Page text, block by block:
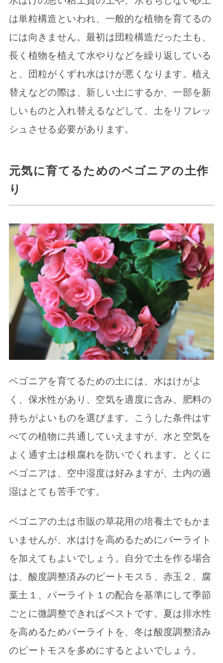
は単粒構造といわれ、一般的な植物を育てるの
には向きません。最初は団粒構造だった土も、
長く植物を植えて水やりなどを繰り返している
と、団粒がくずれ水はけが悪くなります。植え
替えなどの際は、新しい土にするか、一部を新
しいものと入れ替えるなどして、土をリフレッ
シュさせる必要があります。
元気に育てるためのベゴニアの土作
り
ベゴニアを育てるための土には、水はけがよ
く、保水性があり、空気を適度に含み、肥料の
持ちがよいものを選びます。こうした条件はす
べての植物に共通していえますが、水と空気を
よく通す土は根腐れを防いでくれます。とくに
ベゴニアは、空中湿度は好みますが、土内の過
湿はとても苦手です。
ベゴニアの土は市販の草花用の培養土でもかま
いませんが、水はけを高めるためにパーライト
を加えてもよいでしょう。自分で土を作る場合
は、酸度調整済みのピートモス５、赤玉２、腐
葉土１、パーライト１の配合を基準にして季節
ごとに微調整できればベストです。夏は排水性
を高めるためパーライトを、冬は酸度調整済み
のピートモスを多めにするとよいでしょう。